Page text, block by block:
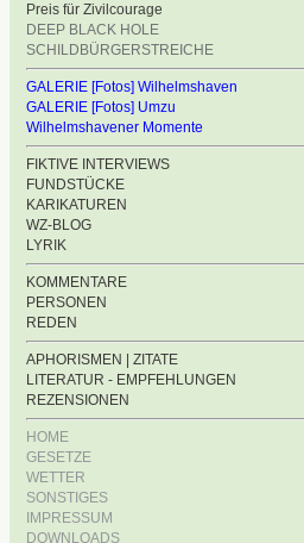
Preis für Zivilcourage
DEEP BLACK HOLE
SCHILDBÜRGERSTREICHE
GALERIE [Fotos] Wilhelmshaven
GALERIE [Fotos] Umzu
Wilhelmshavener Momente
FIKTIVE INTERVIEWS
FUNDSTÜCKE
KARIKATUREN
WZ-BLOG
LYRIK
KOMMENTARE
PERSONEN
REDEN
APHORISMEN | ZITATE
LITERATUR - EMPFEHLUNGEN
REZENSIONEN
HOME
GESETZE
WETTER
SONSTIGES
IMPRESSUM
DOWNLOADS